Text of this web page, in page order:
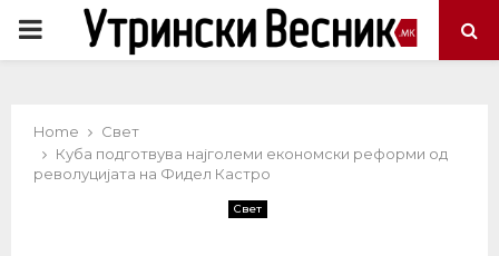
PRIMARY
Home
Свет
Куба подготвува најголеми економски реформи од
револуцијата на Фидел Кастро
Свет